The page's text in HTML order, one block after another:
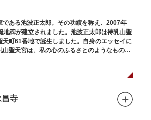
である池波正太郎。その功績を称え、2007年
地碑が建立されました。池波正太郎は待乳山聖
町61番地で誕生しました。自身のエッセイに
山聖天宮は、私の心のふるさとのようなもの
乳山聖天宮」』より）と記しており、小説の
橋場などをたびたび登場させています。
昌寺